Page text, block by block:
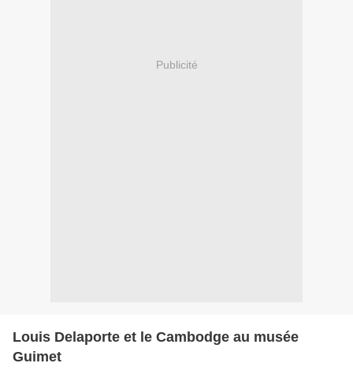
Publicité
Louis Delaporte et le Cambodge au musée
Guimet